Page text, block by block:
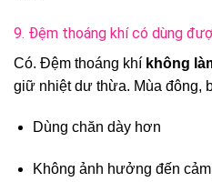
9. Đệm thoáng khí có dùng
Có. Đệm thoáng khí không
giữ nhiệt dư thừa. Mùa đông,
Dùng chăn dày hơn
Không ảnh hưởng đến